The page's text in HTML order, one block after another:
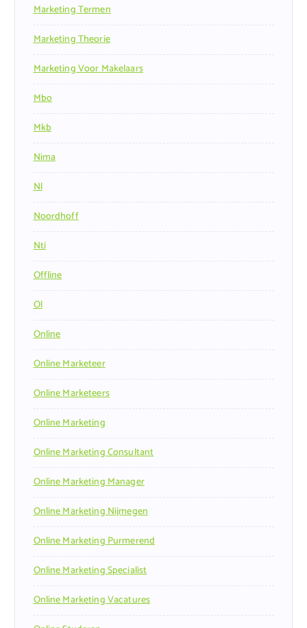
Marketing Termen
Marketing Theorie
Marketing Voor Makelaars
Mbo
Mkb
Nima
Nl
Noordhoff
Nti
Offline
Ol
Online
Online Marketeer
Online Marketeers
Online Marketing
Online Marketing Consultant
Online Marketing Manager
Online Marketing Nijmegen
Online Marketing Purmerend
Online Marketing Specialist
Online Marketing Vacatures